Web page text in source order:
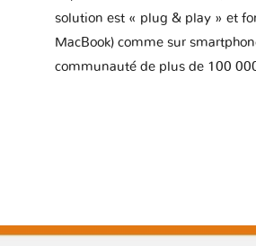
solution est « plug & play » et
MacBook) comme sur
communauté de plus de 100